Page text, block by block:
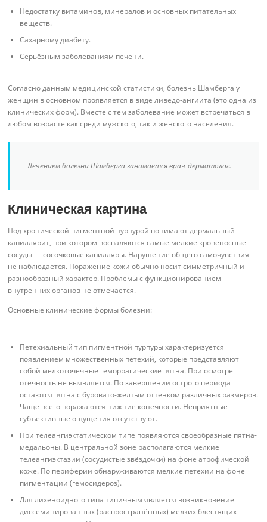
Недостатку витаминов, минералов и основных питательных
веществ.
Сахарному диабету.
Серьёзным заболеваниям печени.
Согласно данным медицинской статистики, болезнь Шамберга у
женщин в основном проявляется в виде ливедо-ангиита (это одна из
клинических форм). Вместе с тем заболевание может встречаться в
любом возрасте как среди мужского, так и женского населения.
Лечением болезни Шамберга занимается врач-дерматолог.
Клиническая картина
Под хронической пигментной пурпурой понимают дермальный
капиллярит, при котором воспаляются самые мелкие кровеносные
сосуды — сосочковые капилляры. Нарушение общего самочувствия
не наблюдается. Поражение кожи обычно носит симметричный и
разнообразный характер. Проблемы с функционированием
внутренних органов не отмечается.
Основные клинические формы болезни:
Петехиальный тип пигментной пурпуры характеризуется
появлением множественных петехий, которые представляют
собой мелкоточечные геморрагические пятна. При осмотре
отёчность не выявляется. По завершении острого периода
остаются пятна с буровато-жёлтым оттенком различных размеров.
Чаще всего поражаются нижние конечности. Неприятные
субъективные ощущения отсутствуют.
При телеангиэктатическом типе появляются своеобразные пятна-
медальоны. В центральной зоне располагаются мелкие
телеангиэктазии (сосудистые звёздочки) на фоне атрофической
коже. По периферии обнаруживаются мелкие петехии на фоне
пигментации (гемосидероз).
Для лихеноидного типа типичным является возникновение
диссеминированных (распространённых) мелких блестящих